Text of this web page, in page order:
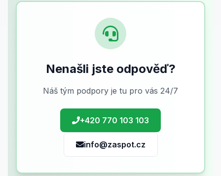
Nenašli jste odpověď?
Náš tým podpory je tu pro vás 24/7
+420 770 103 103
info@zaspot.cz